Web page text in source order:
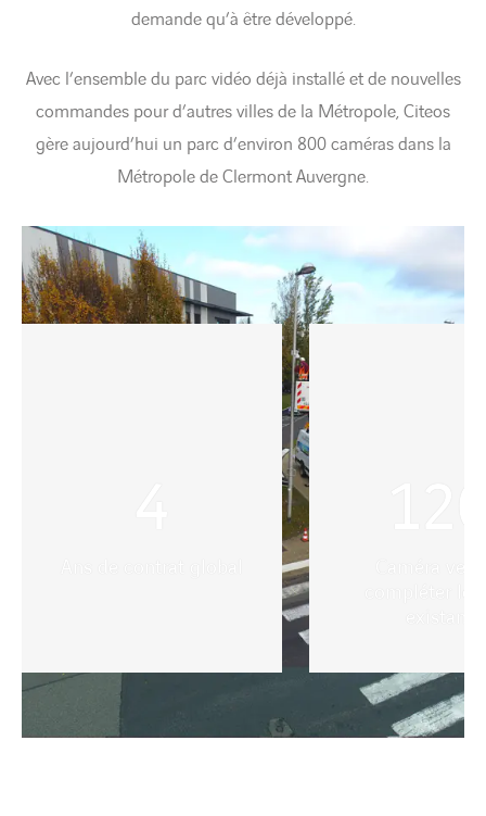
demande qu’à être développé.
Avec l’ensemble du parc vidéo déjà installé et de nouvelles
commandes pour d’autres villes de la Métropole, Citeos
gère aujourd’hui un parc d’environ 800 caméras dans la
Métropole de Clermont Auvergne.